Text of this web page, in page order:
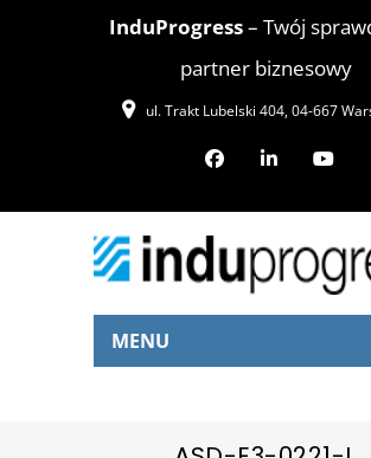
InduProgress– Twój
partner biznesowy
ul. Trakt Lubelski 404, 04-667
MENU